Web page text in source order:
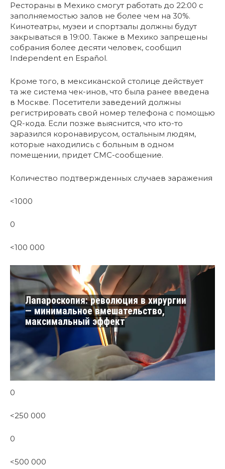
Рестораны в Мехико смогут работать до 22:00 с
заполняемостью залов не более чем на 30%.
Кинотеатры, музеи и спортзалы должны будут
закрываться в 19:00. Также в Мехико запрещены
собрания более десяти человек, сообщил
Independent en Español.
Кроме того, в мексиканской столице действует
та же система чек-инов, что была ранее введена
в Москве. Посетители заведений должны
регистрировать свой номер телефона с помощью
QR-кода. Если позже выяснится, что кто-то
заразился коронавирусом, остальным людям,
которые находились с больным в одном
помещении, придет СМС-сообщение.
Количество подтвержденных случаев заражения
<1000
0
<100 000
Лапароскопия: революция в хирургии
— минимальное вмешательство,
максимальный эффект
0
<250 000
0
<500 000